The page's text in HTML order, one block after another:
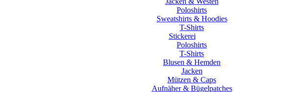
Poloshirts
Sweatshirts & Hoodies
T-Shirts
Stickerei
Poloshirts
T-Shirts
Blusen & Hemden
Jacken
Mützen & Caps
Aufnäher & Bügelpatches